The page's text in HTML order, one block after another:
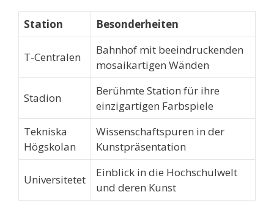
Station Besonderheiten
T-Centralen
Bahnhof mit beeindruckenden
mosaikartigen Wänden
Stadion
Berühmte Station für ihre
einzigartigen Farbspiele
Tekniska
Högskolan
Wissenschaftspuren in der
Kunstpräsentation
Universitetet
Einblick in die Hochschulwelt
und deren Kunst